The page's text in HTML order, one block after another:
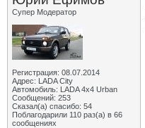
Супер Модератор
Регистрация: 08.07.2014
Адрес: LADA City
Автомобиль: LADA 4x4 Urban
Сообщений: 253
Сказал(а) спасибо: 54
Поблагодарили 110 раз(а) в 66
сообщениях